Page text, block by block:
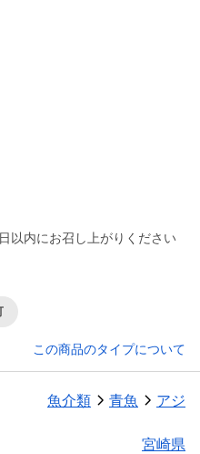
以内にお召し上がりください
この商品のタイプについて
魚介類 青魚 アジ
宮崎県